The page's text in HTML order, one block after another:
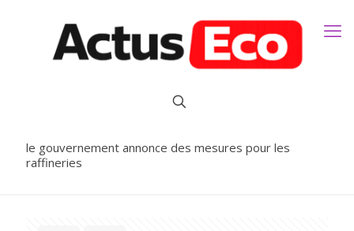
le gouvernement annonce des mesures pour les
raffineries